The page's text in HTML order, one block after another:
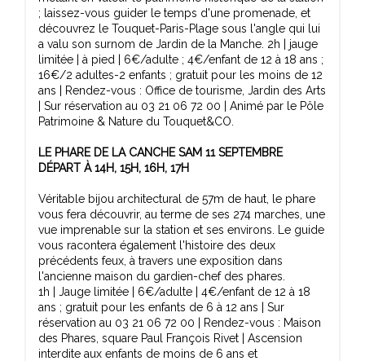
; laissez-vous guider le temps d'une promenade, et
découvrez le Touquet-Paris-Plage sous l'angle qui lui
a valu son surnom de Jardin de la Manche. 2h | jauge
limitée | à pied | 6€/adulte ; 4€/enfant de 12 à 18 ans ;
16€/2 adultes-2 enfants ; gratuit pour les moins de 12
ans | Rendez-vous : Office de tourisme, Jardin des Arts
| Sur réservation au 03 21 06 72 00 | Animé par le Pôle
Patrimoine & Nature du Touquet&CO.
LE PHARE DE LA CANCHE SAM 11 SEPTEMBRE
DÉPART À 14H, 15H, 16H, 17H
Véritable bijou architectural de 57m de haut, le phare
vous fera découvrir, au terme de ses 274 marches, une
vue imprenable sur la station et ses environs. Le guide
vous racontera également l'histoire des deux
précédents feux, à travers une exposition dans
l'ancienne maison du gardien-chef des phares.
1h | Jauge limitée | 6€/adulte | 4€/enfant de 12 à 18
ans ; gratuit pour les enfants de 6 à 12 ans | Sur
réservation au 03 21 06 72 00 | Rendez-vous : Maison
des Phares, square Paul François Rivet | Ascension
interdite aux enfants de moins de 6 ans et